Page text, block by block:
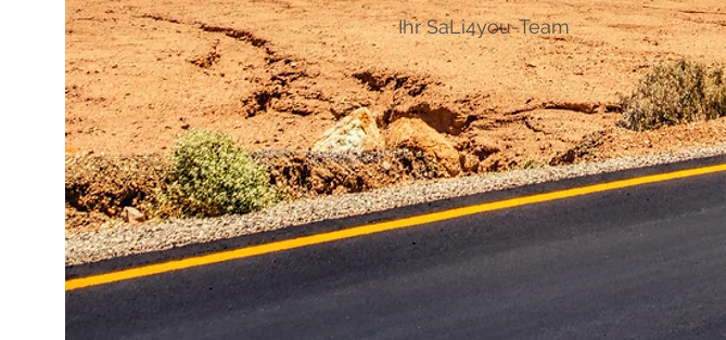
Ihr SaLi4you-Team